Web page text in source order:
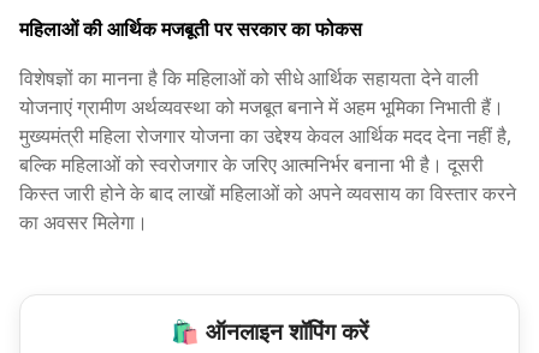
महिलाओं की आर्थिक मजबूती पर सरकार का फोकस
विशेषज्ञों का मानना है कि महिलाओं को सीधे आर्थिक सहायता देने वाली
योजनाएं ग्रामीण अर्थव्यवस्था को मजबूत बनाने में अहम भूमिका निभाती हैं।
मुख्यमंत्री महिला रोजगार योजना का उद्देश्य केवल आर्थिक मदद देना नहीं है,
बल्कि महिलाओं को स्वरोजगार के जरिए आत्मनिर्भर बनाना भी है। दूसरी
किस्त जारी होने के बाद लाखों महिलाओं को अपने व्यवसाय का विस्तार करने
का अवसर मिलेगा।
🛍️ ऑनलाइन शॉपिंग करें